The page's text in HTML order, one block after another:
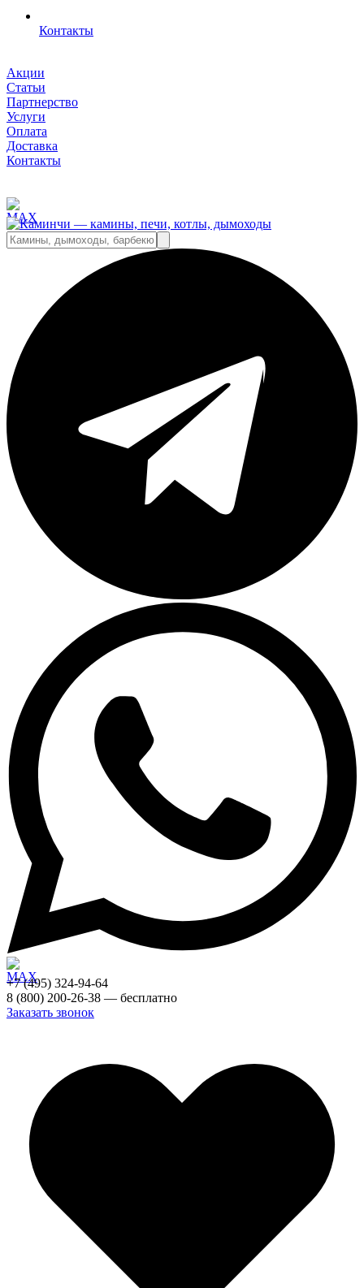
Контакты
Акции
Статьи
Партнерство
Услуги
Оплата
Доставка
Контакты
+7 (495) 324-94-64
8 (800) 200-26-38 — бесплатно
Заказать звонок